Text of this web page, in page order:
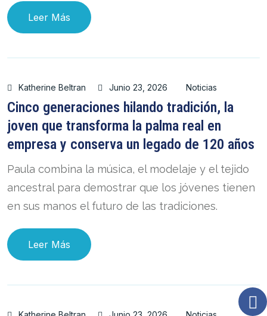
Leer Más
Katherine Beltran Junio 23, 2026 Noticias
Cinco generaciones hilando tradición, la
joven que transforma la palma real en
empresa y conserva un legado de 120 años
Paula combina la música, el modelaje y el tejido
ancestral para demostrar que los jóvenes tienen
en sus manos el futuro de las tradiciones.
Leer Más